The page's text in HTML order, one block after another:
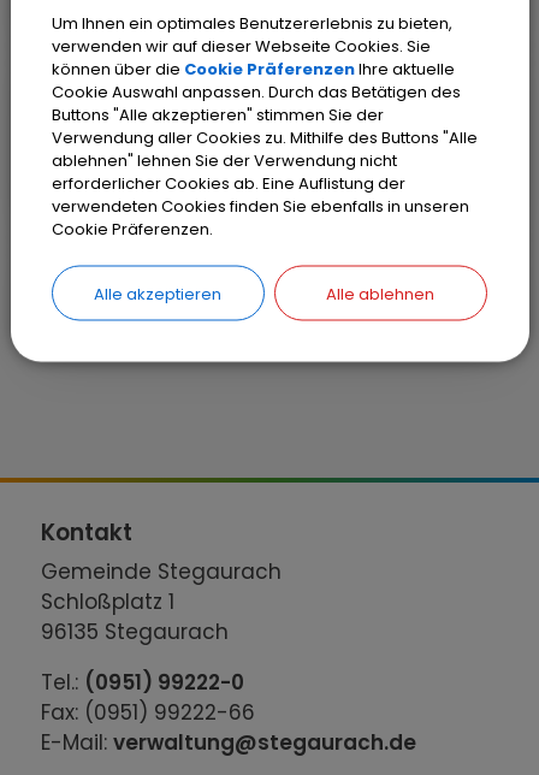
STEGAURACH
Mittelschule
Altenburgblick
Stegaurach
STEGAURACH
Offene Ganztagsschule
Kontakt
Gemeinde Stegaurach
Schloßplatz 1
96135 Stegaurach
Tel.: (0951) 99222-0
Fax: (0951) 99222-66
E-Mail:verwaltung@stegaurach.de
Um Ihnen ein optimales Benutzererlebnis zu bieten,
verwenden wir auf dieser Webseite Cookies. Sie
können über die Cookie PräferenzenIhre aktuelle
Cookie Auswahl anpassen. Durch das Betätigen des
Buttons "Alle akzeptieren" stimmen Sie der
Verwendung aller Cookies zu. Mithilfe des Buttons "Alle
ablehnen" lehnen Sie der Verwendung nicht
erforderlicher Cookies ab. Eine Auflistung der
verwendeten Cookies finden Sie ebenfalls in unseren
Cookie Präferenzen.
Alle akzeptieren Alle ablehnen